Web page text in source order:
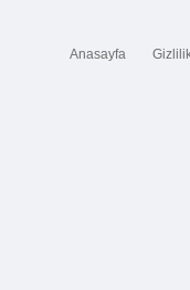
Anasayfa